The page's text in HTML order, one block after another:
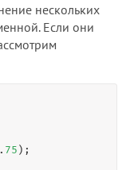
нескольких
Если они
. 75 );